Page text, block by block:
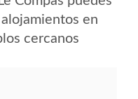
en
cercanos